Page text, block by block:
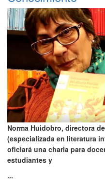
Norma Huidobro, directora
(especializada en literatura
oficiará una charla para
estudiantes y
...